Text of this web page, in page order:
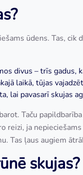
ūdens. Tas,
divus – trīs gadus,
laikā, tūjas
lai pavasarī skujas
Taču
reizi, ja
Tas ļaus augiem
skujas?